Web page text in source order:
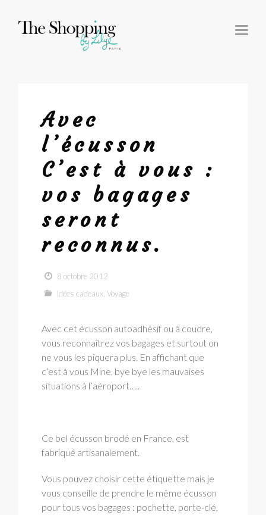
T
O
Avec
l’écusson
C’est à vous :
vos bagages
seront
reconnus.
8 octobre 2012
Idées cadeaux Voyage
Avec cet écusson autoadhésif ou à coudre,
vous reconnaîtrez vos bagages et surtout on
ne vous les piquera plus. En affichant que
c’est à vous Mine, bye bye les mauvaises
situations à l’aéroport…..
Ce bel écusson brodé en France, est
fabriqué artisanalement.
Vous pouvez choisir cette étiquette mais je
vous conseille de prendre le même écusson
pour tous vos bagages : pochette, porte-clé,